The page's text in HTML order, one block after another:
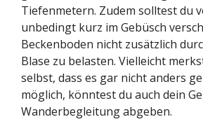
Tiefenmetern. Zudem solltest du
unbedingt kurz im Gebüsch
Beckenboden nicht zusätzlich
Blase zu belasten. Vielleicht
selbst, dass es gar nicht anders
möglich, könntest du auch dein
Wanderbegleitung abgeben.